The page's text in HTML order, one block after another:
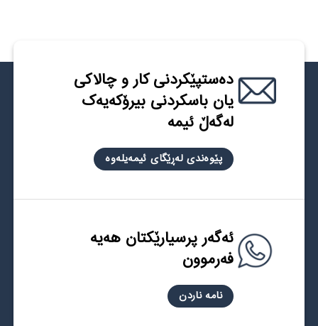
دەستپێکردنی کار و چالاکی
یان باسکردنی بیرۆکەیەک
لەگەڵ ئیمه
پێوەندی لەڕێگای ئیمەیلەوە
ئەگەر پرسیارێکتان هەیە
فەرموون
نامە ناردن